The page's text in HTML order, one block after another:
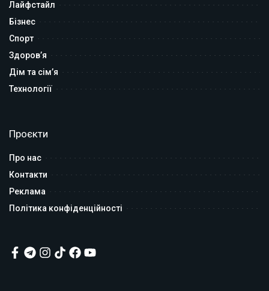
Лайфстайл
Бізнес
Спорт
Здоров’я
Дім та сім’я
Технології
Проєкти
Про нас
Контакти
Реклама
Політика конфіденційності